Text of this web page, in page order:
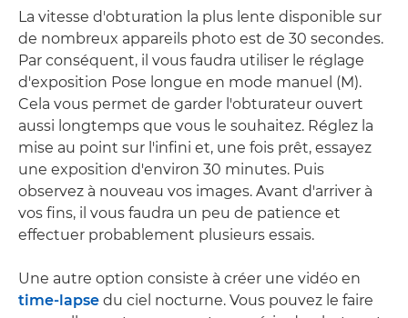
La vitesse d'obturation la plus lente disponible sur
de nombreux appareils photo est de 30 secondes.
Par conséquent, il vous faudra utiliser le réglage
d'exposition Pose longue en mode manuel (M).
Cela vous permet de garder l'obturateur ouvert
aussi longtemps que vous le souhaitez. Réglez la
mise au point sur l'infini et, une fois prêt, essayez
une exposition d'environ 30 minutes. Puis
observez à nouveau vos images. Avant d'arriver à
vos fins, il vous faudra un peu de patience et
effectuer probablement plusieurs essais.
Une autre option consiste à créer une vidéo en
time-lapse du ciel nocturne. Vous pouvez le faire